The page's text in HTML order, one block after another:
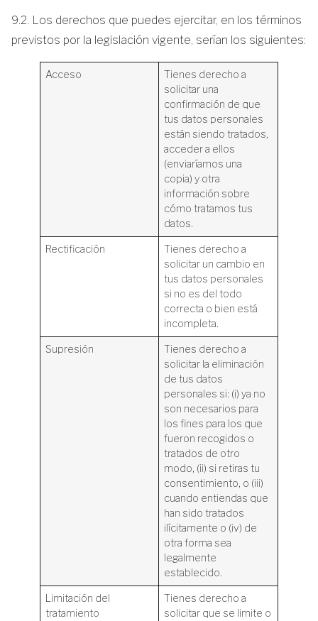
9.2. Los derechos que puedes ejercitar, en los términos
previstos por la legislación vigente, serían los siguientes:
Acceso
Tienes derecho a
solicitar una
confirmación de que
tus datos personales
están siendo tratados,
acceder a ellos
(enviaríamos una
copia) y otra
información sobre
cómo tratamos tus
datos.
Rectificación
Tienes derecho a
solicitar un cambio en
tus datos personales
si no es del todo
correcta o bien está
incompleta.
Supresión
Tienes derecho a
solicitar la eliminación
de tus datos
personales si: (i) ya no
son necesarios para
los fines para los que
fueron recogidos o
tratados de otro
modo, (ii) si retiras tu
consentimiento, o (iii)
cuando entiendas que
han sido tratados
ilícitamente o (iv) de
otra forma sea
legalmente
establecido.
Limitación del
tratamiento
Tienes derecho a
solicitar que se limite o